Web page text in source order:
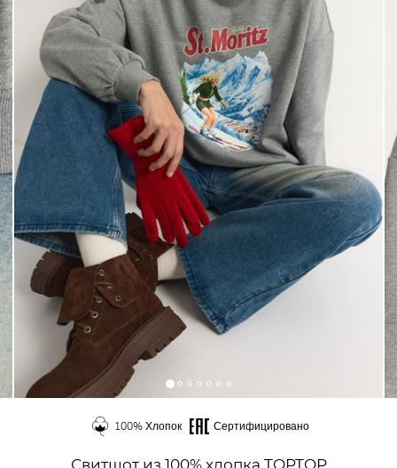
100% Хлопок Сертифицировано
Свитшот из 100% хлопка TOPTOP